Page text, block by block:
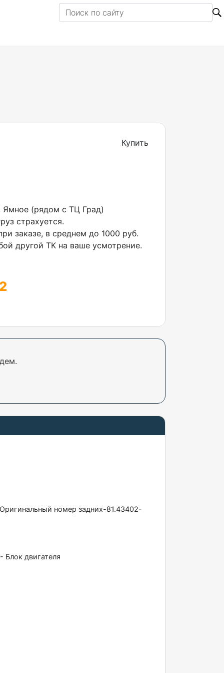
Купить
Ямное (рядом с ТЦ Град)
страхуется.
заказе, в среднем до 1000 руб.
другой ТК на ваше усмотрение.
номeр задниx-81.43402-
двигатeля